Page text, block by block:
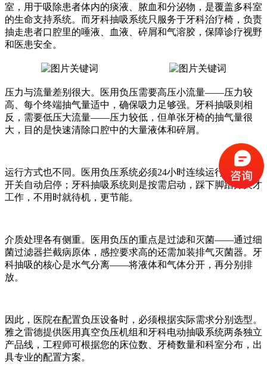
室，用于吸除患者体内的痰液、脓血和分泌物，是覆盖多科室
的生命支持系统。而牙科抽吸系统只服务于牙科治疗椅，负责
抽走患者口腔里的唾液、血液、碎屑和气溶胶，保障诊疗视野
和医患安全。
压力与流量差别很大。医用负压需要高压小流量——压力较
高、每个终端抽气量适中，确保吸力足够强。牙科抽吸则相
反，需要低压大流量——压力较低，但单张牙椅的抽气量很
大，目的是快速清除口腔中的大量液体和碎屑。
运行方式也不同。医用负压系统必须24小时连续运行，靠压力
开关自动启停；牙科抽吸系统则是按需启动，踩下脚踏开关才
工作，不用时就待机，更节能。
介质处理各有侧重。医用负压的重点是过滤和灭菌——通过细
菌过滤器拦截病原体，感控要求高的还需加装排气灭菌器。牙
科抽吸的核心是水气分离——将液体和气体分开，再分别排
放。
因此，医院在配置负压设备时，必须根据实际需求分别选型。
雅之雷德提供医用真空负压机组和牙科电动抽吸系统两条独立
产品线，工程师可根据您的床位数、牙椅数量和科室分布，出
具专业的配置方案。